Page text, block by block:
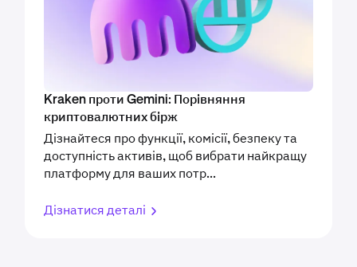
Kraken проти Gemini: Порівняння
криптовалютних бірж
Дізнайтеся про функції, комісії, безпеку та
доступність активів, щоб вибрати найкращу
платформу для ваших потр...
Дізнатися деталі